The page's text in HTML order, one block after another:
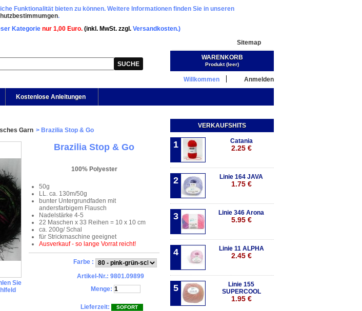
Funktionalität bieten zu können. Weitere Informationen finden Sie in unseren
.
Kategorie nur 1,00 Euro. (inkl. MwSt. zzgl. Versandkosten.)
Sitemap
Warenkorb:(Leer)
Willkommen Anmelden
Kostenlose Anleitungen
WARENKORB
Produkt (leer)
Garn > Brazilia Stop & Go
Sie
Brazilia Stop & Go
100% Polyester
50g
LL. ca. 130m/50g
bunter Untergrundfaden mit
andersfarbigem Flausch
Nadelstärke 4-5
22 Maschen x 33 Reihen = 10 x 10 cm
ca. 200g/ Schal
für Strickmaschine geeignet
Ausverkauf - so lange Vorrat reicht!
Farbe :
Artikel-Nr.: 9801.09899
Menge:
Lieferzeit: SOFORT
VERKAUFSHITS
1 Catania
2.25 €
2 Linie 164 JAVA
1.75 €
3 Linie 346 Arona
5.95 €
4 Linie 11 ALPHA
2.45 €
5
Linie 155
SUPERCOOL
1.95 €